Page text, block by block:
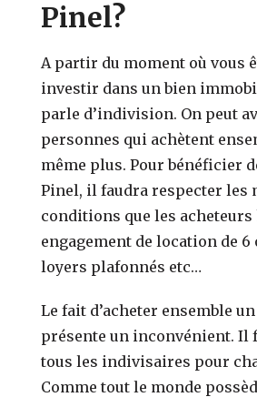
Pinel?
A partir du moment où vous
investir dans un bien
parle d’indivision. On peut
personnes qui achètent
même plus. Pour bénéficier
Pinel, il faudra respecter les
conditions que les acheteurs
engagement de location de 6
loyers plafonnés etc…
Le fait d’acheter ensemble
présente un inconvénient. Il
tous les indivisaires pour
Comme tout le monde